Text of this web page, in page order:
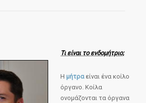
Τι είναι το ενδομήτριο;
Ημήτραείναι ένα κοίλο
όργανο. Κοίλα
ονομάζονται τα όργανα